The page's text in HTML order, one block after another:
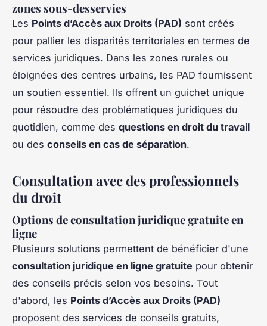
zones sous-desservies
Les Points d’Accès aux Droits (PAD) sont créés
pour pallier les disparités territoriales en termes de
services juridiques. Dans les zones rurales ou
éloignées des centres urbains, les PAD fournissent
un soutien essentiel. Ils offrent un guichet unique
pour résoudre des problématiques juridiques du
quotidien, comme des questions en droit du travail
ou des conseils en cas de séparation.
Consultation avec des professionnels
du droit
Options de consultation juridique gratuite en
ligne
Plusieurs solutions permettent de bénéficier d'une
consultation juridique en ligne gratuite pour obtenir
des conseils précis selon vos besoins. Tout
d'abord, les Points d’Accès aux Droits (PAD)
proposent des services de conseils gratuits,